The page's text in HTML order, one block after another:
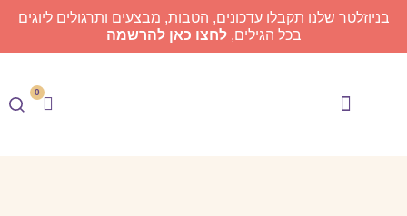
בניוזלטר שלנו תקבלו עדכונים, הטבות, מבצעים ותרגולים ליוגים
בכל הגילים,לחצו כאן להרשמה
0